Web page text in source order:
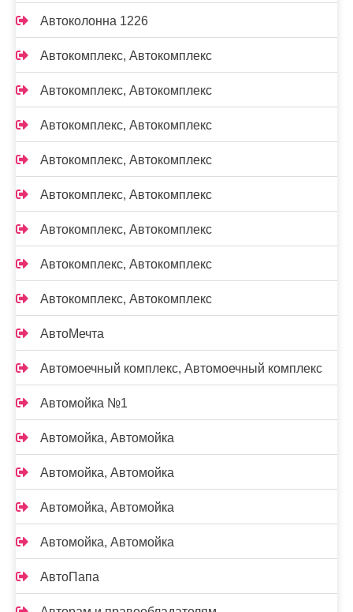
Автоколонна 1226
Автокомплекс, Автокомплекс
Автокомплекс, Автокомплекс
Автокомплекс, Автокомплекс
Автокомплекс, Автокомплекс
Автокомплекс, Автокомплекс
Автокомплекс, Автокомплекс
Автокомплекс, Автокомплекс
Автокомплекс, Автокомплекс
АвтоМечта
Автомоечный комплекс, Автомоечный комплекс
Автомойка №1
Автомойка, Автомойка
Автомойка, Автомойка
Автомойка, Автомойка
Автомойка, Автомойка
АвтоПапа